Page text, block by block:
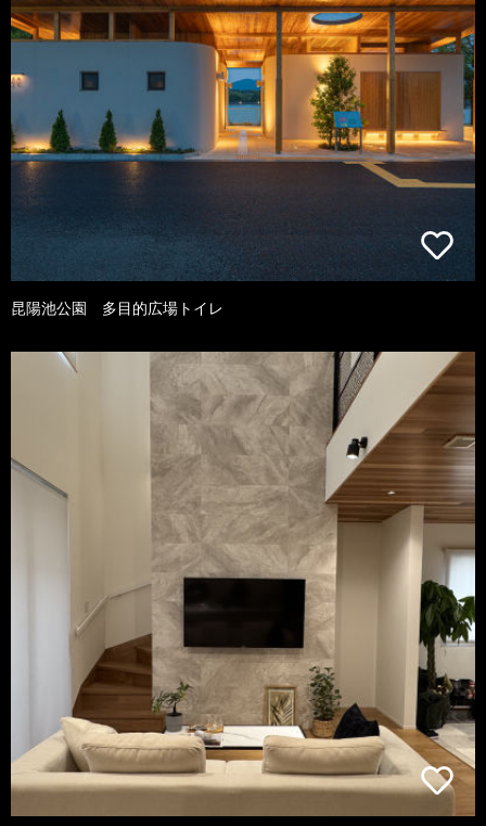
昆陽池公園 多目的広場トイレ